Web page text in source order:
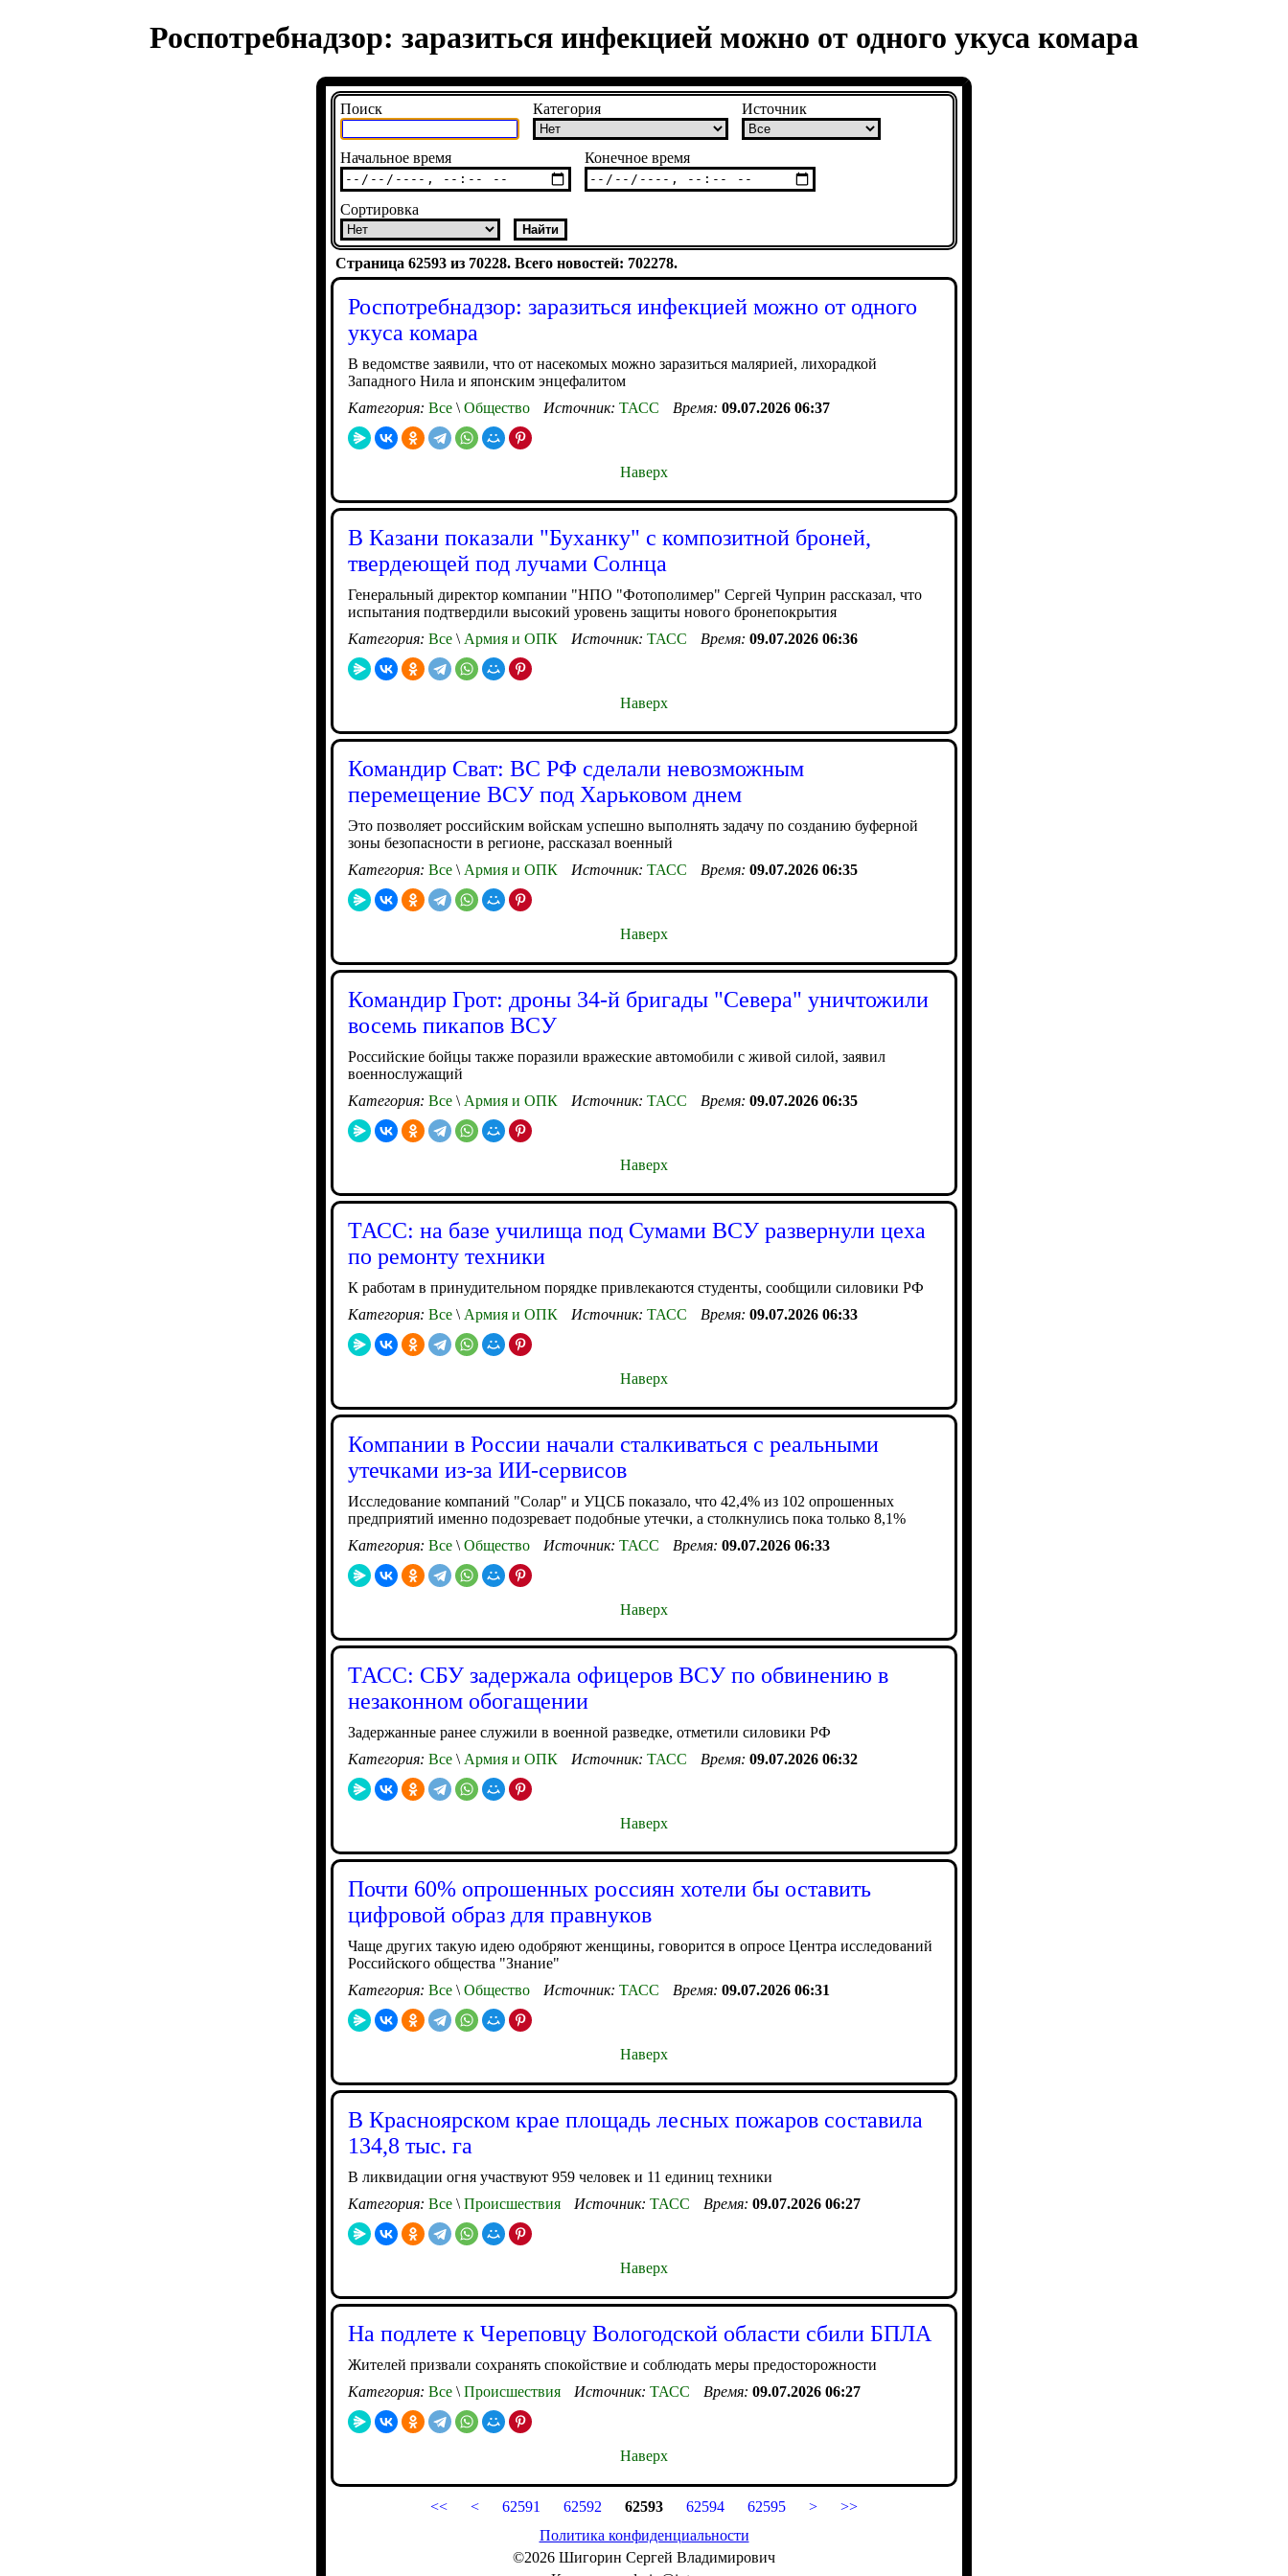
Роспотребнадзор: заразиться инфекцией можно от одного укуса комара
Поиск Категория Источник
Начальное время Конечное время
Сортировка
Страница 62593 из 70228. Всего новостей: 702278.
Роспотребнадзор: заразиться инфекцией можно от одного
укуса комара
В ведомстве заявили, что от насекомых можно заразиться малярией, лихорадкой
Западного Нила и японским энцефалитом
Категория: Все \ Общество Источник: ТАСС Время: 09.07.2026 06:37
Наверх
В Казани показали "Буханку" с композитной броней,
твердеющей под лучами Солнца
Генеральный директор компании "НПО "Фотополимер" Сергей Чуприн рассказал, что
испытания подтвердили высокий уровень защиты нового бронепокрытия
Категория: Все \ Армия и ОПК Источник: ТАСС Время: 09.07.2026 06:36
Наверх
Командир Сват: ВС РФ сделали невозможным
перемещение ВСУ под Харьковом днем
Это позволяет российским войскам успешно выполнять задачу по созданию буферной
зоны безопасности в регионе, рассказал военный
Категория: Все \ Армия и ОПК Источник: ТАСС Время: 09.07.2026 06:35
Наверх
Командир Грот: дроны 34-й бригады "Севера" уничтожили
восемь пикапов ВСУ
Российские бойцы также поразили вражеские автомобили с живой силой, заявил
военнослужащий
Категория: Все \ Армия и ОПК Источник: ТАСС Время: 09.07.2026 06:35
Наверх
ТАСС: на базе училища под Сумами ВСУ развернули цеха
по ремонту техники
К работам в принудительном порядке привлекаются студенты, сообщили силовики РФ
Категория: Все \ Армия и ОПК Источник: ТАСС Время: 09.07.2026 06:33
Наверх
Компании в России начали сталкиваться с реальными
утечками из-за ИИ-сервисов
Исследование компаний "Солар" и УЦСБ показало, что 42,4% из 102 опрошенных
предприятий именно подозревает подобные утечки, а столкнулись пока только 8,1%
Категория: Все \ Общество Источник: ТАСС Время: 09.07.2026 06:33
Наверх
ТАСС: СБУ задержала офицеров ВСУ по обвинению в
незаконном обогащении
Задержанные ранее служили в военной разведке, отметили силовики РФ
Категория: Все \ Армия и ОПК Источник: ТАСС Время: 09.07.2026 06:32
Наверх
Почти 60% опрошенных россиян хотели бы оставить
цифровой образ для правнуков
Чаще других такую идею одобряют женщины, говорится в опросе Центра исследований
Российского общества "Знание"
Категория: Все \ Общество Источник: ТАСС Время: 09.07.2026 06:31
Наверх
В Красноярском крае площадь лесных пожаров составила
134,8 тыс. га
В ликвидации огня участвуют 959 человек и 11 единиц техники
Категория: Все \ Происшествия Источник: ТАСС Время: 09.07.2026 06:27
Наверх
На подлете к Череповцу Вологодской области сбили БПЛА
Жителей призвали сохранять спокойствие и соблюдать меры предосторожности
Категория: Все \ Происшествия Источник: ТАСС Время: 09.07.2026 06:27
Наверх
<< < 62591 62592 62593 62594 62595 >
>>
Политика конфиденциальности
©2026 Шигорин Сергей Владимирович